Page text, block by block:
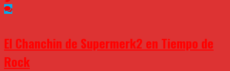
El Chanchin de Supermerk2 en Tiempo de
Rock